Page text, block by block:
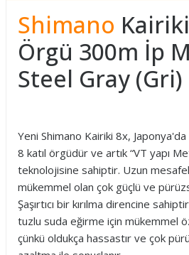
Shimano
Örgü 300m İp
Steel Gray (Gri)
Yeni Shimano Kairiki 8x,
8 katıl örgüdür ve artık “VT yapı
teknolojisine sahiptir. Uzun
mükemmel olan çok güçlü ve
Şaşırtıcı bir kırılma direncine
tuzlu suda eğirme için mükemmel
çünkü oldukça hassastır ve çok